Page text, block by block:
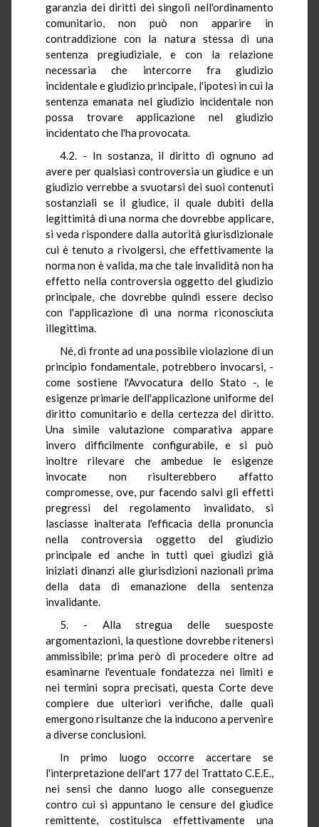
garanzia dei diritti dei singoli nell'ordinamento
comunitario, non può non apparire in
contraddizione con la natura stessa di una
sentenza pregiudiziale, e con la relazione
necessaria che intercorre fra giudizio
incidentale e giudizio principale, l'ipotesi in cui la
sentenza emanata nel giudizio incidentale non
possa trovare applicazione nel giudizio
incidentato che l'ha provocata.
4.2. - In sostanza, il diritto di ognuno ad
avere per qualsiasi controversia un giudice e un
giudizio verrebbe a svuotarsi dei suoi contenuti
sostanziali se il giudice, il quale dubiti della
legittimità di una norma che dovrebbe applicare,
si veda rispondere dalla autorità giurisdizionale
cui è tenuto a rivolgersi, che effettivamente la
norma non è valida, ma che tale invalidità non ha
effetto nella controversia oggetto del giudizio
principale, che dovrebbe quindi essere deciso
con l'applicazione di una norma riconosciuta
illegittima.
Né, di fronte ad una possibile violazione di un
principio fondamentale, potrebbero invocarsi, -
come sostiene l'Avvocatura dello Stato -, le
esigenze primarie dell'applicazione uniforme del
diritto comunitario e della certezza del diritto.
Una simile valutazione comparativa appare
invero difficilmente configurabile, e si può
inoltre rilevare che ambedue le esigenze
invocate non risulterebbero affatto
compromesse, ove, pur facendo salvi gli effetti
pregressi del regolamento invalidato, si
lasciasse inalterata l'efficacia della pronuncia
nella controversia oggetto del giudizio
principale ed anche in tutti quei giudizi già
iniziati dinanzi alle giurisdizioni nazionali prima
della data di emanazione della sentenza
invalidante.
5. - Alla stregua delle suesposte
argomentazioni, la questione dovrebbe ritenersi
ammissibile; prima però di procedere oltre ad
esaminarne l'eventuale fondatezza nei limiti e
nei termini sopra precisati, questa Corte deve
compiere due ulteriori verifiche, dalle quali
emergono risultanze che la inducono a pervenire
a diverse conclusioni.
In primo luogo occorre accertare se
l'interpretazione dell'art 177 del Trattato C.E.E.,
nei sensi che danno luogo alle conseguenze
contro cui si appuntano le censure del giudice
remittente, costituisca effettivamente una